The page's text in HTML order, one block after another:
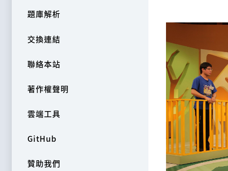
題庫解析
交換連結
聯絡本站
著作權聲明
雲端工具
GitHub
贊助我們